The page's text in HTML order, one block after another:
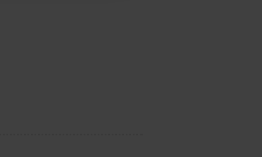
dem Punkt
du durch Klick auf